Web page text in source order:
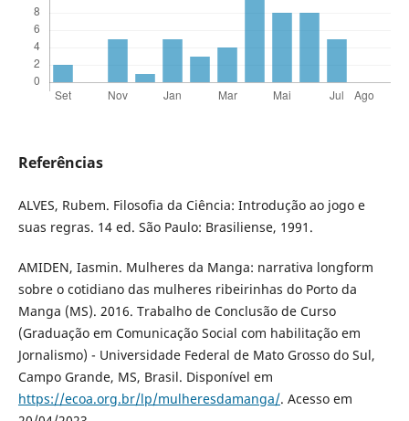
Referências
ALVES, Rubem. Filosofia da Ciência: Introdução ao jogo e
suas regras. 14 ed. São Paulo: Brasiliense, 1991.
AMIDEN, Iasmin. Mulheres da Manga: narrativa longform
sobre o cotidiano das mulheres ribeirinhas do Porto da
Manga (MS). 2016. Trabalho de Conclusão de Curso
(Graduação em Comunicação Social com habilitação em
Jornalismo) - Universidade Federal de Mato Grosso do Sul,
Campo Grande, MS, Brasil. Disponível em
https://ecoa.org.br/lp/mulheresdamanga/. Acesso em